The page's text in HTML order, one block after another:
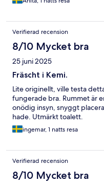
Verifierad recension
8/10 Mycket bra
25 juni 2025
Fräscht i Kemi.
Lite originellt, ville testa
fungerade bra. Rummet är
onödig insyn, snyggt
hade. Utmärkt toalett.
ingemar, 1 natts resa
Verifierad recension
8/10 Mycket bra